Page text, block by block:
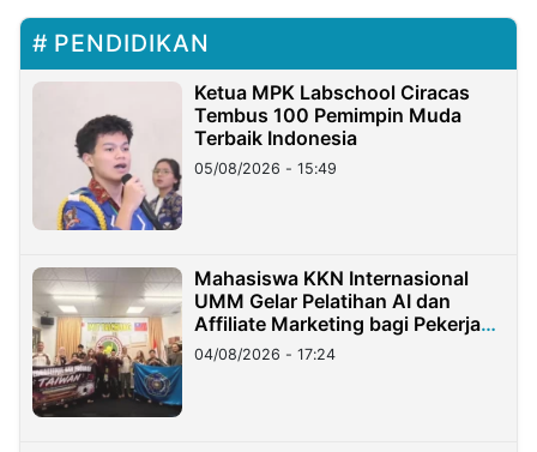
PENDIDIKAN
Ketua MPK Labschool Ciracas
Tembus 100 Pemimpin Muda
Terbaik Indonesia
05/08/2026 - 15:49
Mahasiswa KKN Internasional
UMM Gelar Pelatihan AI dan
Affiliate Marketing bagi Pekerja
Migran Indonesia di Taiwan
04/08/2026 - 17:24